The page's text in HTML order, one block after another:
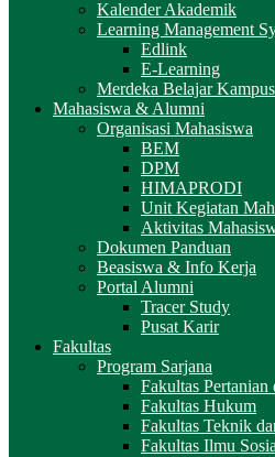
Kalender Akademik
Learning Management
Edlink
E-Learning
Merdeka Belajar
Mahasiswa & Alumni
Organisasi Mahasiswa
BEM
DPM
HIMAPRODI
Unit Kegiatan
Aktivitas
Dokumen Panduan
Beasiswa & Info Kerja
Portal Alumni
Tracer Study
Pusat Karir
Fakultas
Program Sarjana
Fakultas Pertanian
Fakultas Hukum
Fakultas Teknik
Fakultas Ilmu